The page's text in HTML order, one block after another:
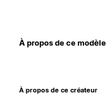
À propos de ce modèle
À propos de ce créateur